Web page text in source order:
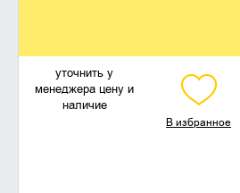
уточнить у
менеджера цену и
наличие
В избранное